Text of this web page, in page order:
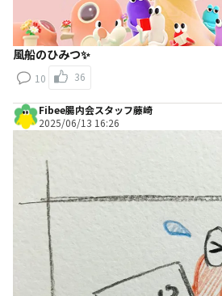
風船のひみつ✨
10 36
Fibee腸内会スタッフ藤崎
2025/06/13 16:26